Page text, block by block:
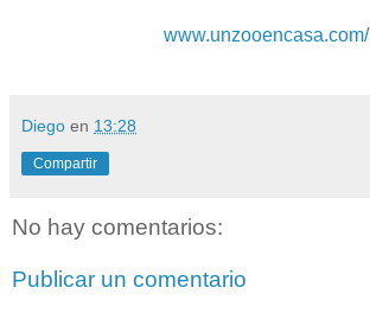
www.unzooencasa.com/
Diego en 13:28
Compartir
No hay comentarios:
Publicar un comentario